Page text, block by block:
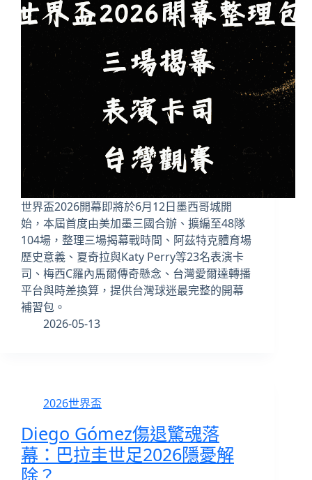
世界盃2026開幕即將於6月12日墨西哥城開
始，本屆首度由美加墨三國合辦、擴編至48隊
104場，整理三場揭幕戰時間、阿茲特克體育場
歷史意義、夏奇拉與Katy Perry等23名表演卡
司、梅西C羅內馬爾傳奇懸念、台灣愛爾達轉播
平台與時差換算，提供台灣球迷最完整的開幕
補習包。
2026-05-13
2026世界盃
Diego Gómez傷退驚魂落
幕：巴拉圭世足2026隱憂解